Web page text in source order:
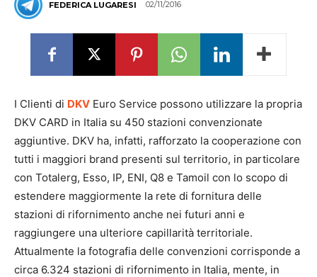
FEDERICA LUGARESI 02/11/2016
I Clienti di DKV Euro Service possono utilizzare la propria
DKV CARD in Italia su 450 stazioni convenzionate
aggiuntive. DKV ha, infatti, rafforzato la cooperazione con
tutti i maggiori brand presenti sul territorio, in particolare
con Totalerg, Esso, IP, ENI, Q8 e Tamoil con lo scopo di
estendere maggiormente la rete di fornitura delle
stazioni di rifornimento anche nei futuri anni e
raggiungere una ulteriore capillarità territoriale.
Attualmente la fotografia delle convenzioni corrisponde a
circa 6.324 stazioni di rifornimento in Italia, mente, in